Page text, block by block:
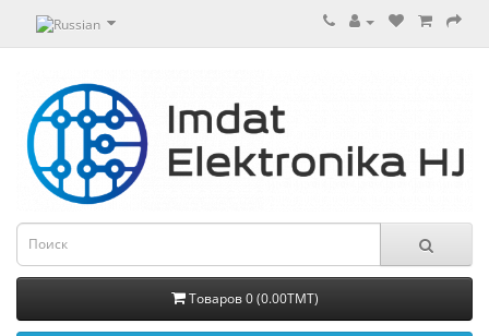
Товаров 0 (0.00TMT)